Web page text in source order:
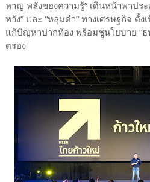
หาญ พลังของความรู้” เดินหน้าพาปร
หวัง” และ “หลุมดำ” ทางเศรษฐกิจ ตั้
แก้ปัญหาปากท้อง พร้อมชูนโยบาย “ธ
ตรอง